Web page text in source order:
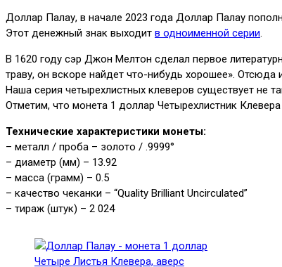
Доллар Палау, в начале 2023 года Доллар Палау
Этот денежный знак выходит в одноименной серии.
В 1620 году сэр Джон Мелтон сделал первое
траву, он вскоре найдет что-нибудь хорошее». Отсюда
Наша серия четырехлистных клеверов существует не
Отметим, что монета 1 доллар Четырехлистник
Технические характеристики монеты:
– металл / проба – золото / .9999°
– диаметр (мм) – 13.92
– масса (грамм) – 0.5
– качество чеканки – “Quality Brilliant Uncirculated”
– тираж (штук) – 2 024